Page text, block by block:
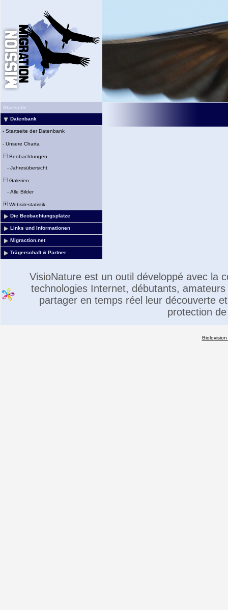
Startseite
Datenbank
- Startseite der Datenbank
- Unsere Charta
Beobachtungen
- Jahresübersicht
Galerien
- Alle Bilder
Websitestatistik
Die Beobachtungsplätze
Links und Informationen
Migraction.net
Trägerschaft & Partner
VisioNature est un outil développé avec la
technologies Internet, débutants,
partager en temps réel leur découverte
protection
Biolovision